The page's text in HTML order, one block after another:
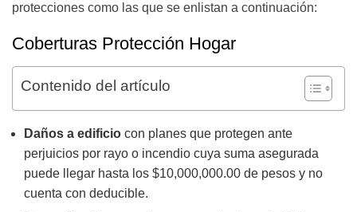
protecciones como las que se enlistan a continuación:
Coberturas Protección Hogar
Contenido del artículo
Daños a edificio con planes que protegen ante
perjuicios por rayo o incendio cuya suma asegurada
puede llegar hasta los $10,000,000.00 de pesos y no
cuenta con deducible.